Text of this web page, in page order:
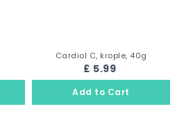
Cardiol C, krople, 40g
£ 5.99